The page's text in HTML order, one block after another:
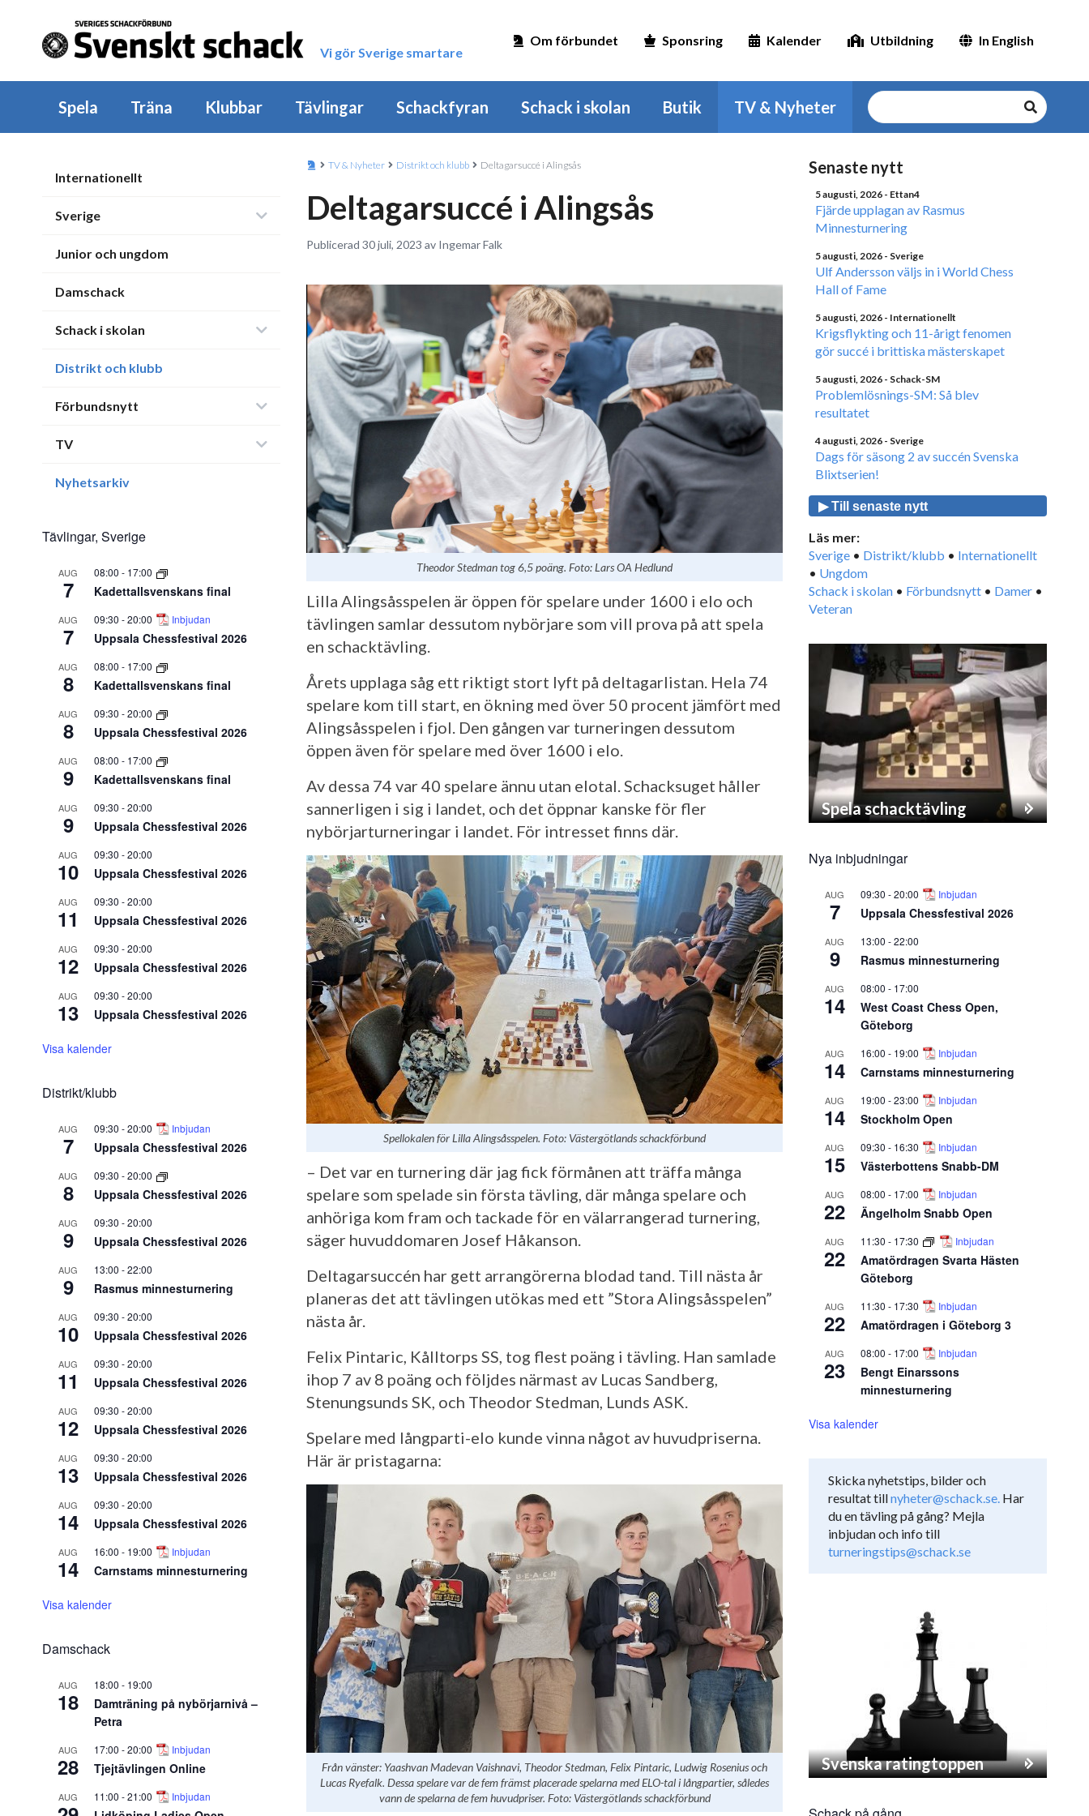
Vi gör Sverige smartare
Om förbundet Sponsring Kalender Utbildning In English
Spela Träna Klubbar Tävlingar Schackfyran Schack i skolan Butik TV & Nyheter
Internationellt
Sverige
Junior och ungdom
Damschack
Schack i skolan
Distrikt och klubb
Förbundsnytt
TV
Nyhetsarkiv
Tävlingar, Sverige
AUG
7
08:00 - 17:00
Kadettallsvenskans final
AUG
7
09:30 -20:00 Inbjudan
Uppsala Chessfestival 2026
AUG
8
08:00 - 17:00
Kadettallsvenskans final
AUG
8
09:30 -20:00
Uppsala Chessfestival 2026
AUG
9
08:00 - 17:00
Kadettallsvenskans final
AUG
9
09:30 -20:00
Uppsala Chessfestival 2026
AUG
10
09:30 -20:00
Uppsala Chessfestival 2026
AUG
11
09:30 -20:00
Uppsala Chessfestival 2026
AUG
12
09:30 -20:00
Uppsala Chessfestival 2026
AUG
13
09:30 -20:00
Uppsala Chessfestival 2026
Visa kalender
Distrikt/klubb
AUG
7
09:30 -20:00 Inbjudan
Uppsala Chessfestival 2026
AUG
8
09:30 -20:00
Uppsala Chessfestival 2026
AUG
9
09:30 -20:00
Uppsala Chessfestival 2026
AUG
9
13:00 -22:00
Rasmus minnesturnering
AUG
10
09:30 -20:00
Uppsala Chessfestival 2026
AUG
11
09:30 -20:00
Uppsala Chessfestival 2026
AUG
12
09:30 -20:00
Uppsala Chessfestival 2026
AUG
13
09:30 -20:00
Uppsala Chessfestival 2026
AUG
14
09:30 -20:00
Uppsala Chessfestival 2026
AUG
14
16:00 - 19:00 Inbjudan
Carnstams minnesturnering
Visa kalender
Damschack
AUG
18
18:00 - 19:00
Damträning på nybörjarnivå –
Petra
AUG
28
17:00 -20:00 Inbjudan
Tjejtävlingen Online
AUG 11:00 -21:00 Inbjudan
TV & Nyheter Distrikt och klubb Deltagarsuccé i Alingsås
Deltagarsuccé i Alingsås
Publicerad 30 juli, 2023 av Ingemar Falk
Theodor Stedman tog 6,5 poäng. Foto: Lars OA Hedlund
Lilla Alingsåsspelen är öppen för spelare under 1600 i elo och
tävlingen samlar dessutom nybörjare som vill prova på att spela
en schacktävling.
Årets upplaga såg ett riktigt stort lyft på deltagarlistan. Hela 74
spelare kom till start, en ökning med över 50 procent jämfört med
Alingsåsspelen i fjol. Den gången var turneringen dessutom
öppen även för spelare med över 1600 i elo.
Av dessa 74 var 40 spelare ännu utan elotal. Schacksuget håller
sannerligen i sig i landet, och det öppnar kanske för fler
nybörjarturneringar i landet. För intresset finns där.
Spellokalen för Lilla Alingsåsspelen. Foto: Västergötlands schackförbund
– Det var en turnering där jag fick förmånen att träffa många
spelare som spelade sin första tävling, där många spelare och
anhöriga kom fram och tackade för en välarrangerad turnering,
säger huvuddomaren Josef Håkanson.
Deltagarsuccén har gett arrangörerna blodad tand. Till nästa år
planeras det att tävlingen utökas med ett ”Stora Alingsåsspelen”
nästa år.
Felix Pintaric, Kålltorps SS, tog flest poäng i tävling. Han samlade
ihop 7 av 8 poäng och följdes närmast av Lucas Sandberg,
Stenungsunds SK, och Theodor Stedman, Lunds ASK.
Spelare med långparti-elo kunde vinna något av huvudpriserna.
Här är pristagarna:
Från vänster: Yaashvan Madevan Vaishnavi, Theodor Stedman, Felix Pintaric, Ludwig Rosenius och
Lucas Ryefalk. Dessa spelare var de fem främst placerade spelarna med ELO-tal i långpartier, således
vann de spelarna de fem huvudpriser. Foto: Västergötlands schackförbund
Senaste nytt
5 augusti, 2026 - Ettan4
Fjärde upplagan av Rasmus
Minnesturnering
5 augusti, 2026 - Sverige
Ulf Andersson väljs in i World Chess
Hall of Fame
5 augusti, 2026 - Internationellt
Krigsflykting och 11-årigt fenomen
gör succé i brittiska mästerskapet
5 augusti, 2026 - Schack-SM
Problemlösnings-SM: Så blev
resultatet
4 augusti, 2026 - Sverige
Dags för säsong 2 av succén Svenska
Blixtserien!
▶ Till senaste nytt
Läs mer:
Sverige • Distrikt/klubb • Internationellt
• Ungdom
Schack i skolan • Förbundsnytt • Damer •
Veteran
Spela schacktävling
Nya inbjudningar
AUG
7
09:30 -20:00 Inbjudan
Uppsala Chessfestival 2026
AUG
9
13:00 -22:00
Rasmus minnesturnering
AUG
14
08:00 - 17:00
West Coast Chess Open,
Göteborg
AUG
14
16:00 - 19:00 Inbjudan
Carnstams minnesturnering
AUG
14
19:00 -23:00 Inbjudan
Stockholm Open
AUG
15
09:30 - 16:30 Inbjudan
Västerbottens Snabb-DM
AUG
22
08:00 - 17:00 Inbjudan
Ängelholm Snabb Open
AUG
22
11:30 - 17:30 Inbjudan
Amatördragen Svarta Hästen
Göteborg
AUG
22
11:30 - 17:30 Inbjudan
Amatördragen i Göteborg 3
AUG
23
08:00 - 17:00 Inbjudan
Bengt Einarssons
minnesturnering
Visa kalender
Skicka nyhetstips, bilder och
resultat tillnyheter@schack.se. Har
du en tävling på gång? Mejla
inbjudan och info till
turneringstips@schack.se
Svenska ratingtoppen